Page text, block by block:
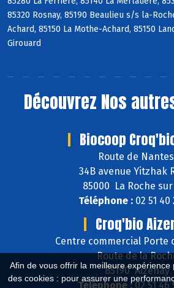
Afin de vous offrir la meilleure expérience
des cookies : pour assurer une
85320 Rosnay, 85190 Beaulieu s/s la-
Achard, 85150 La Mothe-Achard, 85150
Girouard
Découvrez Nos
Biocoop
Route de Nantes
34B avenue Yitzhak
85000 La Roche sur
Téléphone : 02 51 40
Croq'bio
Centre commercial Porte
Route de la
85190 Aizenay
Téléphone : 02 51 46